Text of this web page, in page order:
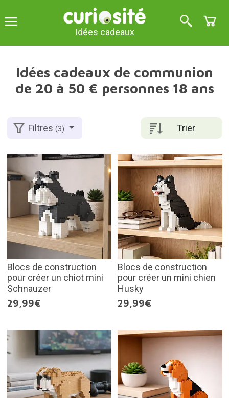
Idées cadeaux
Idées cadeaux de communion
de 20 à 50 € personnes 18 ans
Trier
Filtres(3)
Blocs de construction
pour créer un chiot mini
Schnauzer
29,99€
Blocs de construction
pour créer un mini chien
Husky
29,99€